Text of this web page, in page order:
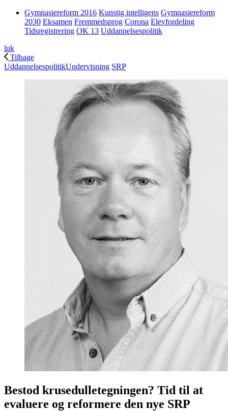
Gymnasiereform 2016 Kunstig intelligens Gymnasiereform
2030 Eksamen Fremmedsprog Corona Elevfordeling
Tidsregistrering OK 13 Uddannelsespolitik
luk
Tilbage
UddannelsespolitikUndervisning SRP
Bestod krusedulletegningen? Tid til at
evaluere og reformere den nye SRP